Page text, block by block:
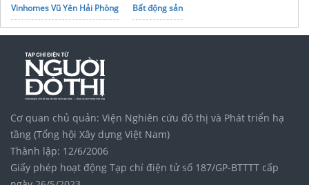
Vinhomes Vũ Yên Hải Phòng
Bất động sản
Tập đoàn Bcons Group
noxh K Home Avenue Nhơn Trạch
Vinhomes Saigon Park
Cơ quan chủ quản: Viện Nghiên cứu đô thị và Phát triển hạ
tầng (Tổng hội Xây dựng Việt Nam)
Thành lập: 12/6/2006
Giấy phép hoạt động Tạp chí điện tử số 187/GP-BTTTT cấp